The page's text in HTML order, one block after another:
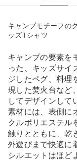
キャンプモチーフの
ッズTシャツ
キャンプの要素を
った、キッズサイ
ジしたペグ、料理
現した焚火台など
してデザインして
素材には、表側に
クルポリエステル
触りとともに、乾
外遊びまで快適に
シルエットはほど